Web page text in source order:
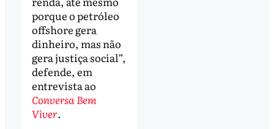
porque o petróleo
offshore gera
dinheiro, mas não
gera justiça social”,
defende, em
entrevista ao
Conversa Bem
Viver.